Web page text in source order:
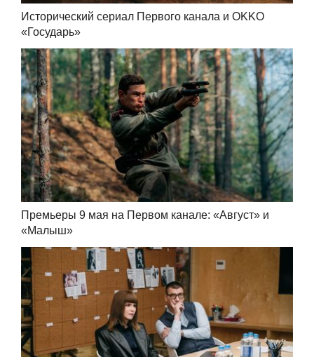
Исторический сериал Первого канала и OKKO
«Государь»
Премьеры 9 мая на Первом канале: «Август» и
«Малыш»